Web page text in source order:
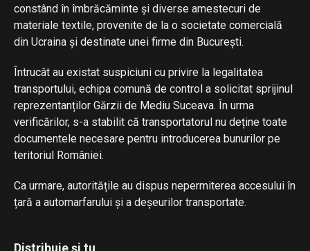
constând în îmbrăcăminte și diverse amestecuri de
materiale textile, provenite de la o societate comercială
din Ucraina și destinate unei firme din București.
Întrucât au existat suspiciuni cu privire la legalitatea
transportului, echipa comună de control a solicitat sprijinul
reprezentanților Gărzii de Mediu Suceava. În urma
verificărilor, s-a stabilit că transportatorul nu deține toate
documentele necesare pentru introducerea bunurilor pe
teritoriul României.
Ca urmare, autoritățile au dispus nepermiterea accesului în
țară a automarfarului și a deșeurilor transportate.
Distribuie și tu